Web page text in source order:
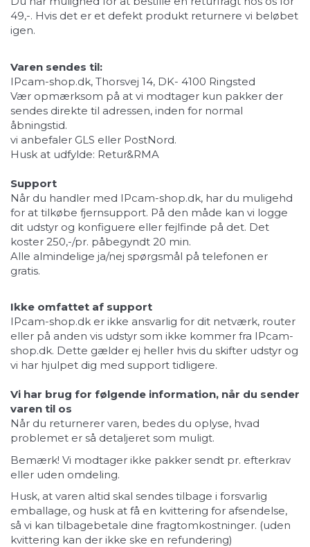
49,-. Hvis det er et defekt produkt returnere vi beløbet
igen.
Varen sendes til:
IPcam-shop.dk, Thorsvej 14, DK- 4100 Ringsted
Vær opmærksom på at vi modtager kun pakker der
sendes direkte til adressen, inden for normal
åbningstid.
vi anbefaler GLS eller PostNord.
Husk at udfylde: Retur&RMA
Support
Når du handler med IPcam-shop.dk, har du muligehd
for at tilkøbe fjernsupport. På den måde kan vi logge
dit udstyr og konfiguere eller fejlfinde på det. Det
koster 250,-/pr. påbegyndt 20 min.
Alle almindelige ja/nej spørgsmål på telefonen er
gratis.
Ikke omfattet af support
IPcam-shop.dk er ikke ansvarlig for dit netværk, router
eller på anden vis udstyr som ikke kommer fra IPcam-
shop.dk. Dette gælder ej heller hvis du skifter udstyr og
vi har hjulpet dig med support tidligere.
Vi har brug for følgende information, når du sender
varen til os
Når du returnerer varen, bedes du oplyse, hvad
problemet er så detaljeret som muligt.
Bemærk! Vi modtager ikke pakker sendt pr. efterkrav
eller uden omdeling.
Husk, at varen altid skal sendes tilbage i forsvarlig
emballage, og husk at få en kvittering for afsendelse,
så vi kan tilbagebetale dine fragtomkostninger. (uden
kvittering kan der ikke ske en refundering)